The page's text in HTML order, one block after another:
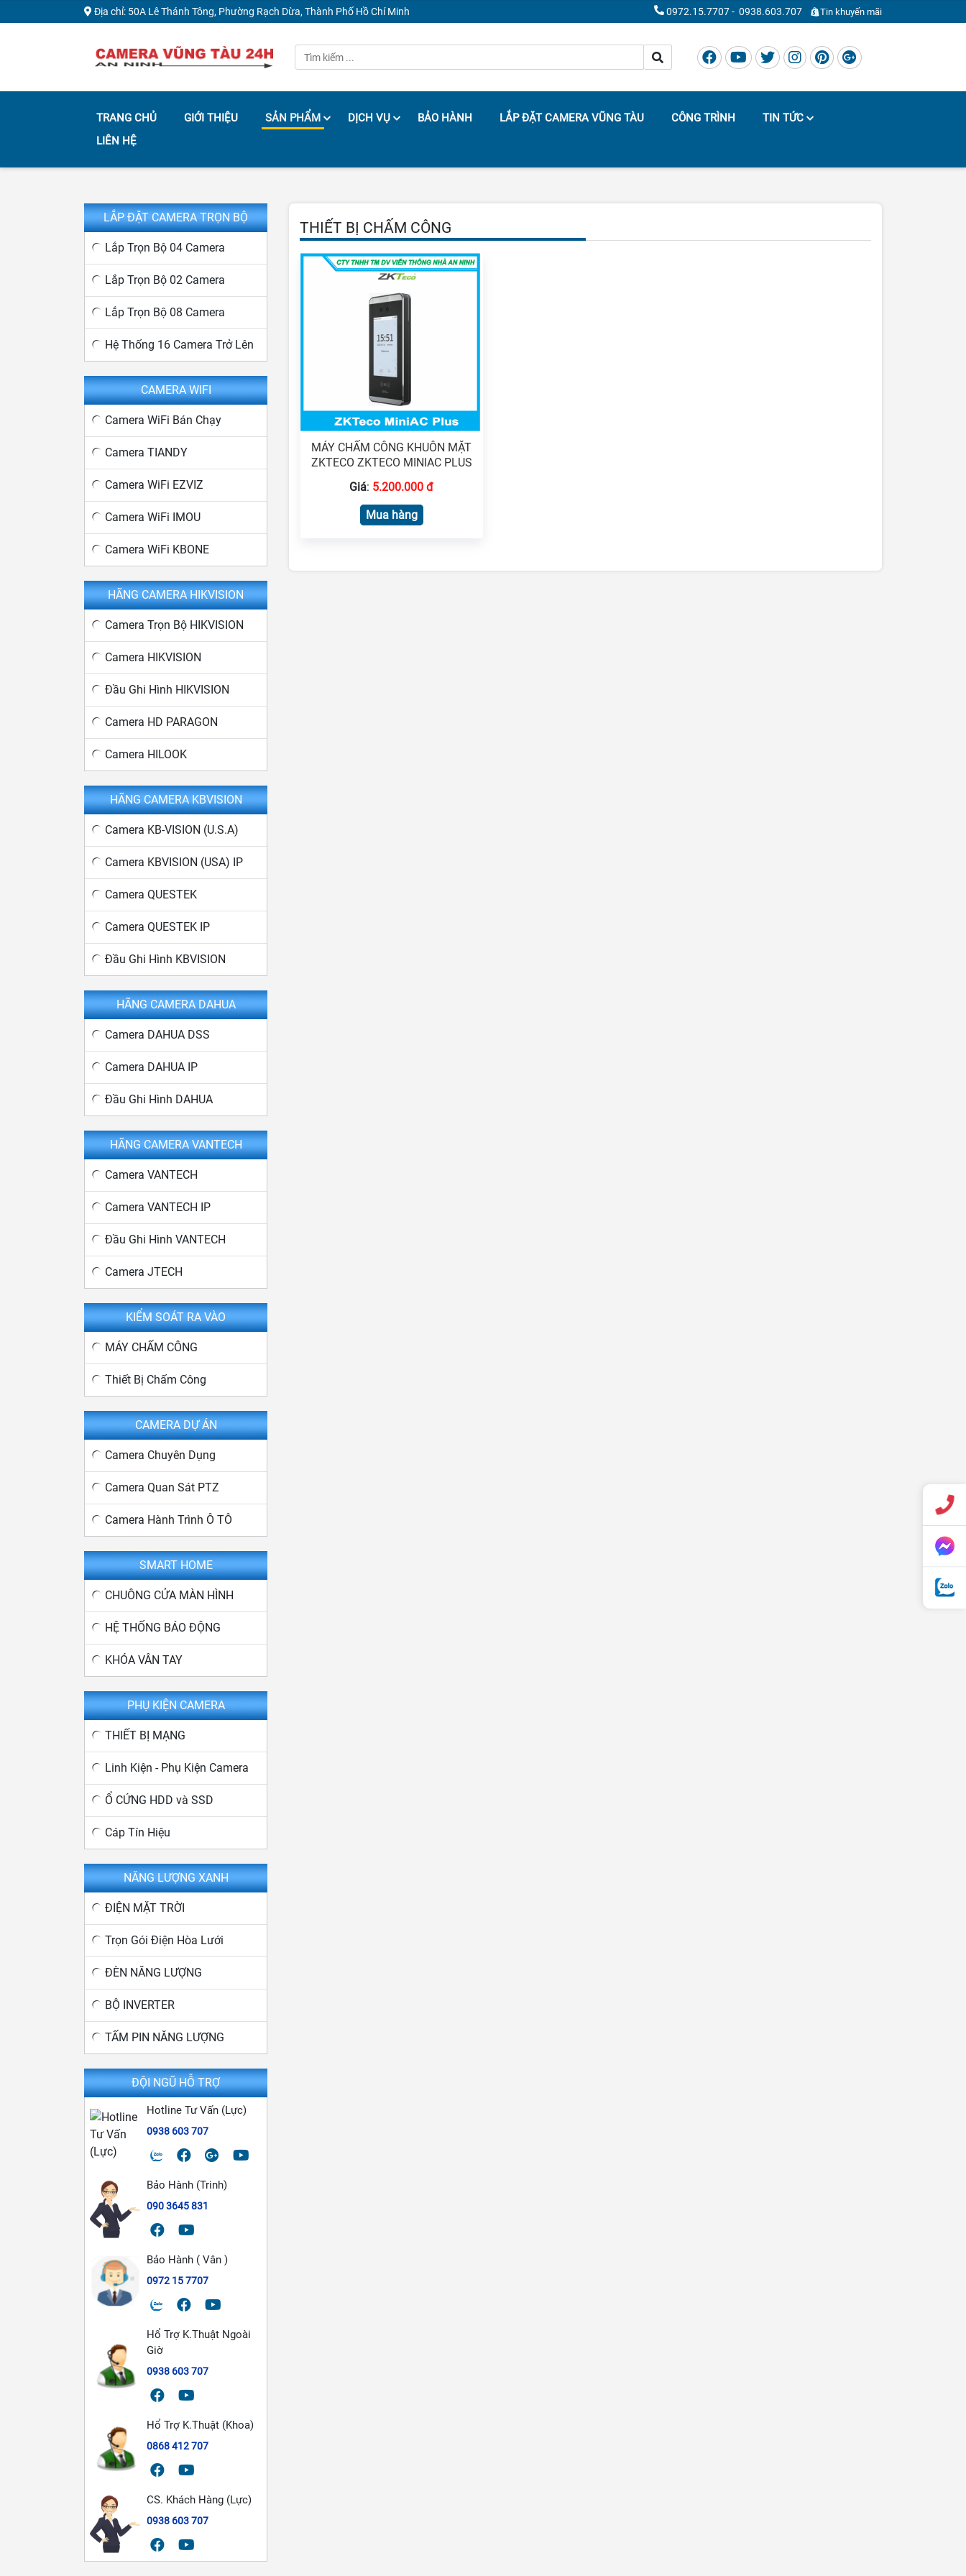
Địa chỉ: 50A Lê Thánh Tông, Phường Rạch Dừa, Thành Phố Hồ Chí Minh 0972.15.7707- 0938.603.707 Tin khuyến mãi
TRANG CHỦ GIỚI THIỆU SẢN PHẨM DỊCH VỤ BẢO HÀNH LẮP ĐẶT CAMERA VŨNG TÀU CÔNG TRÌNH
TIN TỨC
LIÊN HỆ
THIẾT BỊ CHẤM CÔNG
MÁY CHẤM CÔNG KHUÔN MẶT
ZKTECO ZKTECO MINIAC PLUS
Giá: 5.200.000 đ
Mua hàng
LẮP ĐẶT CAMERA TRỌN BỘ
Lắp Trọn Bộ 04 Camera
Lắp Trọn Bộ 02 Camera
Lắp Trọn Bộ 08 Camera
Hệ Thống 16 Camera Trở Lên
CAMERA WIFI
Camera WiFi Bán Chạy
Camera TIANDY
Camera WiFi EZVIZ
Camera WiFi IMOU
Camera WiFi KBONE
HÃNG CAMERA HIKVISION
Camera Trọn Bộ HIKVISION
Camera HIKVISION
Đầu Ghi Hình HIKVISION
Camera HD PARAGON
Camera HILOOK
HÃNG CAMERA KBVISION
Camera KB-VISION (U.S.A)
Camera KBVISION (USA) IP
Camera QUESTEK
Camera QUESTEK IP
Đầu Ghi Hình KBVISION
HÃNG CAMERA DAHUA
Camera DAHUA DSS
Camera DAHUA IP
Đầu Ghi Hình DAHUA
HÃNG CAMERA VANTECH
Camera VANTECH
Camera VANTECH IP
Đầu Ghi Hình VANTECH
Camera JTECH
KIỂM SOÁT RA VÀO
MÁY CHẤM CÔNG
Thiết Bị Chấm Công
CAMERA DỰ ÁN
Camera Chuyên Dụng
Camera Quan Sát PTZ
Camera Hành Trình Ô TÔ
SMART HOME
CHUÔNG CỬA MÀN HÌNH
HỆ THỐNG BÁO ĐỘNG
KHÓA VÂN TAY
PHỤ KIỆN CAMERA
THIẾT BỊ MẠNG
Linh Kiện - Phụ Kiện Camera
Ổ CỨNG HDD và SSD
Cáp Tín Hiệu
NĂNG LƯỢNG XANH
ĐIỆN MẶT TRỜI
Trọn Gói Điện Hòa Lưới
ĐÈN NĂNG LƯỢNG
BỘ INVERTER
TẤM PIN NĂNG LƯỢNG
ĐỘI NGŨ HỖ TRỢ
Hotline Tư Vấn (Lực)
0938 603 707
Bảo Hành (Trinh)
090 3645 831
Bảo Hành ( Vân )
0972 15 7707
Hổ Trợ K.Thuật Ngoài
Giờ
0938 603 707
Hổ Trợ K.Thuật (Khoa)
0868 412 707
CS. Khách Hàng (Lực)
0938 603 707